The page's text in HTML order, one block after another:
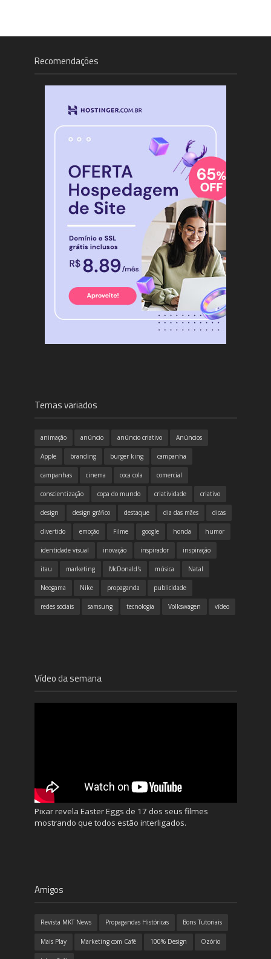
Recomendações
Temas variados
animação anúncio anúncio criativo Anúncios
Apple branding burger king campanha
campanhas cinema coca cola comercial
conscientização copa do mundo criatividade criativo
design design gráfico destaque dia das mães dicas
divertido emoção Filme google honda humor
identidade visual inovação inspirador inspiração
itau marketing McDonald's música Natal
Neogama Nike propaganda publicidade
redes sociais samsung tecnologia Volkswagen vídeo
Vídeo da semana
Pixar revela Easter Eggs de 17 dos seus filmes
mostrando que todos estão interligados.
Amigos
Revista MKT News Propagandas Históricas Bons Tutoriais
Mais Play Marketing com Café 100% Design Ozório